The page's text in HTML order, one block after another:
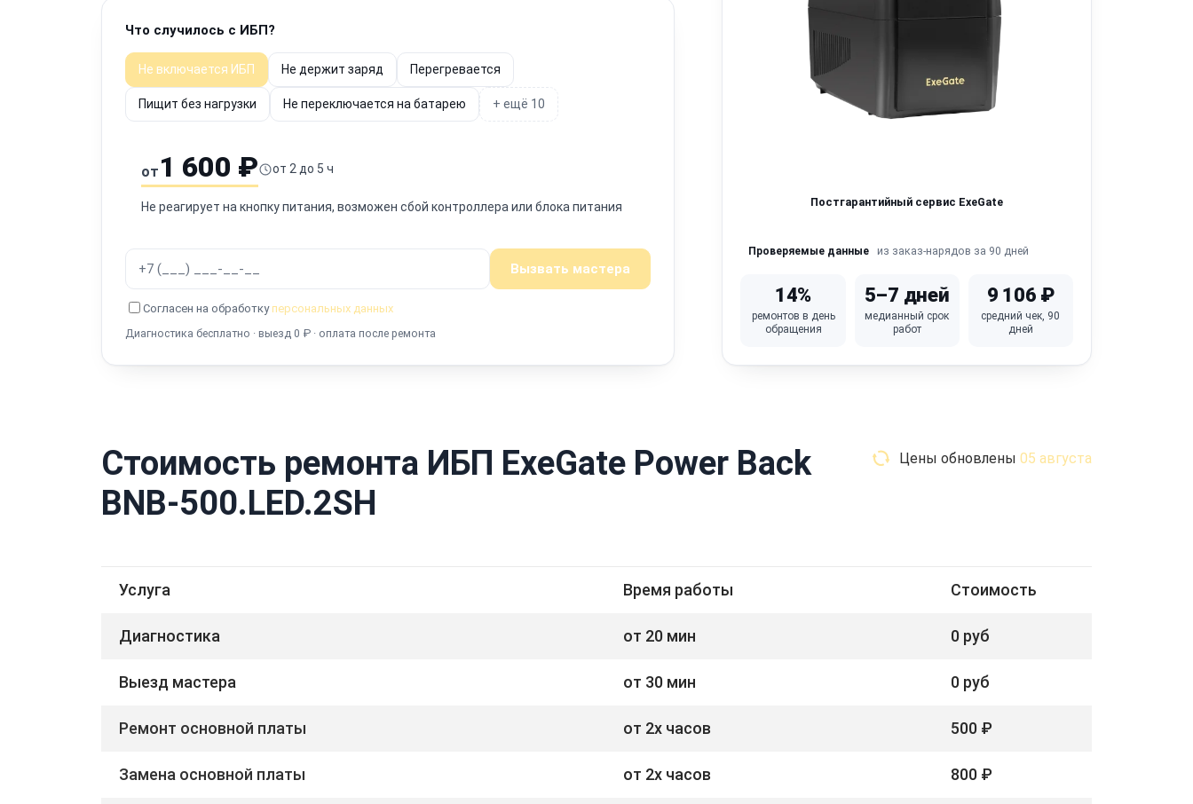
Что случилось с ИБП?
Не включается ИБП Не держит заряд Перегревается
Пищит без нагрузки Не переключается на батарею + ещё 10
от 1 600 ₽ от 2 до 5 ч
Не реагирует на кнопку питания, возможен сбой контроллера или блока питания
Вызвать мастера
Согласен на обработку персональных данных
Диагностика бесплатно · выезд 0 ₽ · оплата после ремонта
Постгарантийный сервис ExeGate
Проверяемые данные из заказ-нарядов за 90 дней
14%
ремонтов в день
обращения
5–7 дней
медианный срок
работ
9 106 ₽
средний чек, 90
дней
Стоимость ремонта ИБП ExeGate Power Back
BNB-500.LED.2SH
Цены обновлены 05 августа
Услуга Время работы Стоимость
Диагностика от 20 мин 0 руб
Выезд мастера от 30 мин 0 руб
Ремонт основной платы от 2х часов 500 ₽
Замена основной платы от 2х часов 800 ₽